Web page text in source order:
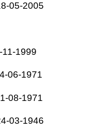
05-2005
1999
06-1971
08-1971
03-1946